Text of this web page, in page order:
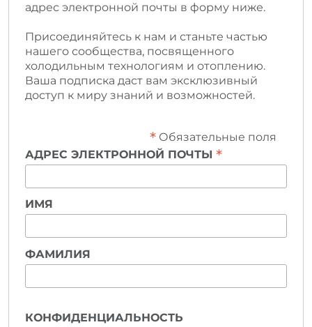
адрес электронной почты в форму ниже.
Присоединяйтесь к нам и станьте частью
нашего сообщества, посвященного
холодильным технологиям и отоплению.
Ваша подписка даст вам эксклюзивный
доступ к миру знаний и возможностей.
*Обязательные поля
АДРЕС ЭЛЕКТРОННОЙ ПОЧТЫ *
ИМЯ
ФАМИЛИЯ
КОНФИДЕНЦИАЛЬНОСТЬ